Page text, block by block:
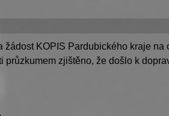
žádost KOPIS Pardubického kraje
průzkumem zjištěno, že došlo k